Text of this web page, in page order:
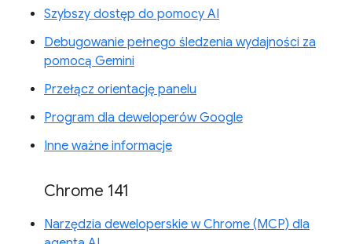
Szybszy dostęp do pomocy AI
Debugowanie pełnego śledzenia wydajności za
pomocą Gemini
Przełącz orientację panelu
Program dla deweloperów Google
Inne ważne informacje
Chrome 141
Narzędzia deweloperskie w Chrome (MCP) dla